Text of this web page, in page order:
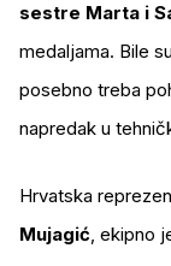
sestre Marta i
medaljama. Bile
posebno treba
napredak u
Hrvatska
Mujagić, ekipno